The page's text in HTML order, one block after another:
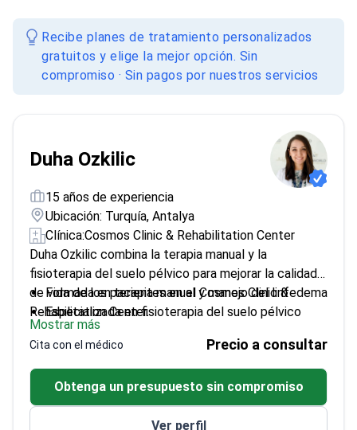
Recibe planes de tratamiento personalizados
gratuitos y elige la mejor opción. Sin
compromiso · Sin pagos por nuestros servicios
Duha Ozkilic
15 años de experiencia
Ubicación: Turquía, Antalya
Clínica:Cosmos Clinic & Rehabilitation Center
Duha Ozkilic combina la terapia manual y la
fisioterapia del suelo pélvico para mejorar la calidad
de vida de los pacientes en el Cosmos Clinic &
Rehabilitation Center.
Formada en terapia manual y manejo del linfedema
Especializada en fisioterapia del suelo pélvico
para el alivio del dolor
Comprometida con la atención centrada en el
paciente y la mejora continua
Graduada en el programa de Fisioterapia de la
Universidad Ankara Gazi
Mostrar más
Cita con el médico Precio a consultar
Obtenga un presupuesto sin compromiso
Ver perfil